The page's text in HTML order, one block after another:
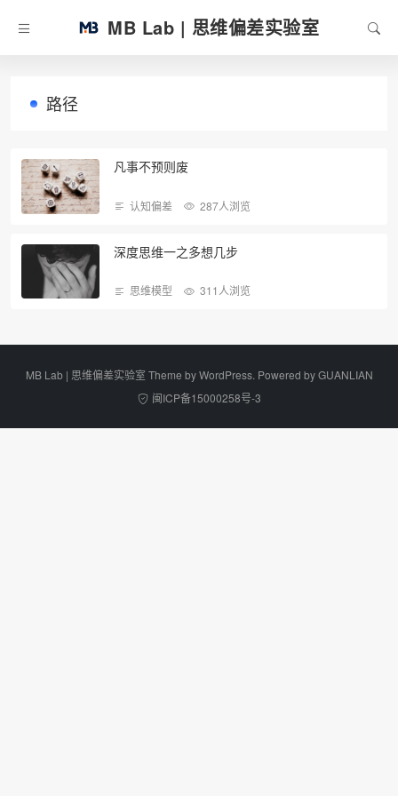
MB Lab | 思维偏差实验室
路径
凡事不预则废
认知偏差 287人浏览
深度思维一之多想几步
思维模型 311人浏览
MB Lab | 思维偏差实验室 Theme byWordPress. Powered byGUANLIAN
闽ICP备15000258号-3